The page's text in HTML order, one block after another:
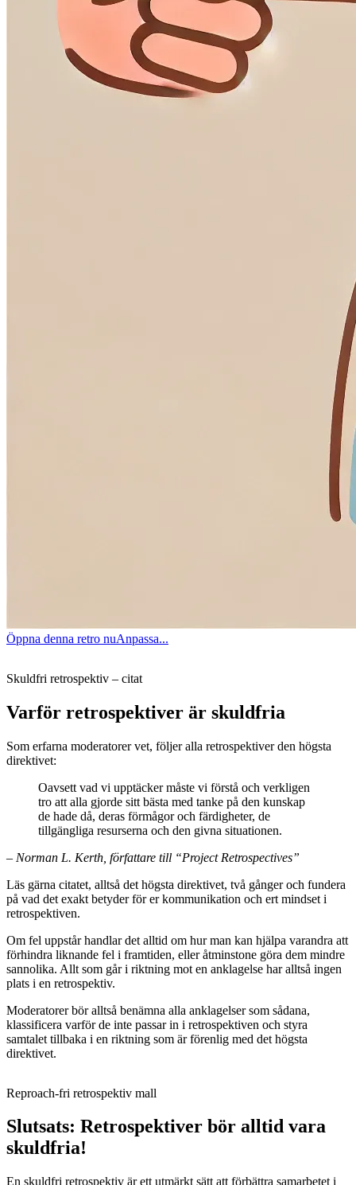
Öppna denna retro nuAnpassa...
Skuldfri retrospektiv – citat
Varför retrospektiver är skuldfria
Som erfarna moderatorer vet, följer alla retrospektiver den högsta
direktivet:
Oavsett vad vi upptäcker måste vi förstå och verkligen
tro att alla gjorde sitt bästa med tanke på den kunskap
de hade då, deras förmågor och färdigheter, de
tillgängliga resurserna och den givna situationen.
– Norman L. Kerth, författare till “Project Retrospectives”
Läs gärna citatet, alltså det högsta direktivet, två gånger och fundera
på vad det exakt betyder för er kommunikation och ert mindset i
retrospektiven.
Om fel uppstår handlar det alltid om hur man kan hjälpa varandra att
förhindra liknande fel i framtiden, eller åtminstone göra dem mindre
sannolika. Allt som går i riktning mot en anklagelse har alltså ingen
plats i en retrospektiv.
Moderatorer bör alltså benämna alla anklagelser som sådana,
klassificera varför de inte passar in i retrospektiven och styra
samtalet tillbaka i en riktning som är förenlig med det högsta
direktivet.
Reproach-fri retrospektiv mall
Slutsats: Retrospektiver bör alltid vara
skuldfria!
En skuldfri retrospektiv är ett utmärkt sätt att förbättra samarbetet i